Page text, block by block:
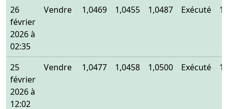
26
février
2026 à
02:35
Vendre 1,0469 1,0455 1,0487 Exécuté
25
février
2026 à
12:02
Vendre 1,0477 1,0458 1,0500 Exécuté